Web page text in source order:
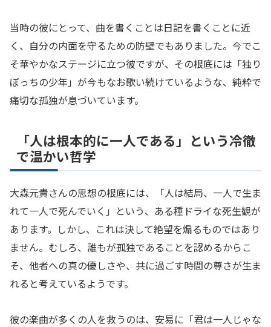
当時の彼にとって、曲を書くことは日記を書くことに近
く、自分の内面を守るための防壁でもありました。今でこ
そ華やかなステージに立つ彼ですが、その根底には「独り
ぼっちの少年」が今もなお歌い続けているような、純粋で
痛切な孤独が息づいています。
「人は根本的に一人である」という冷徹
で温かい哲学
大森元貴さんの思想の根底には、「人は結局、一人で生ま
れて一人で死んでいく」という、ある種ドライな死生観が
あります。しかし、これは決して絶望を煽るものではあり
ません。むしろ、誰もが孤独であることを認めるからこ
そ、他者への真の優しさや、共に過ごす時間の尊さが生ま
れると考えているようです。
彼の楽曲が多くの人を救うのは、安易に「君は一人じゃな